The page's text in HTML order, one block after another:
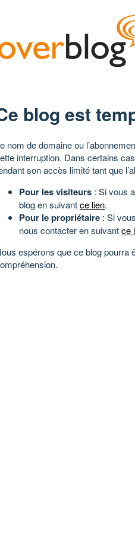
blog est
nom de domaine ou
interruption. Dans certains
son accès limité tant que
Pour les visiteurs : Si vous
blog en suivantce lien.
Pour le propriétaire : Si
nous contacter en suivantce
espérons que ce blog pourra